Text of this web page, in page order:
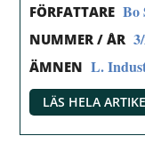
FÖRFATTARE Bo
NUMMER / ÅR
ÄMNEN L.
LÄS HELA